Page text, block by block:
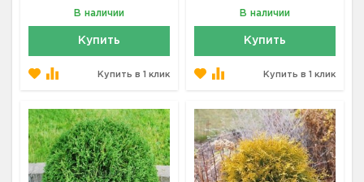
В наличии
Купить
Купить в 1 клик
В наличии
Купить
Купить в 1 клик